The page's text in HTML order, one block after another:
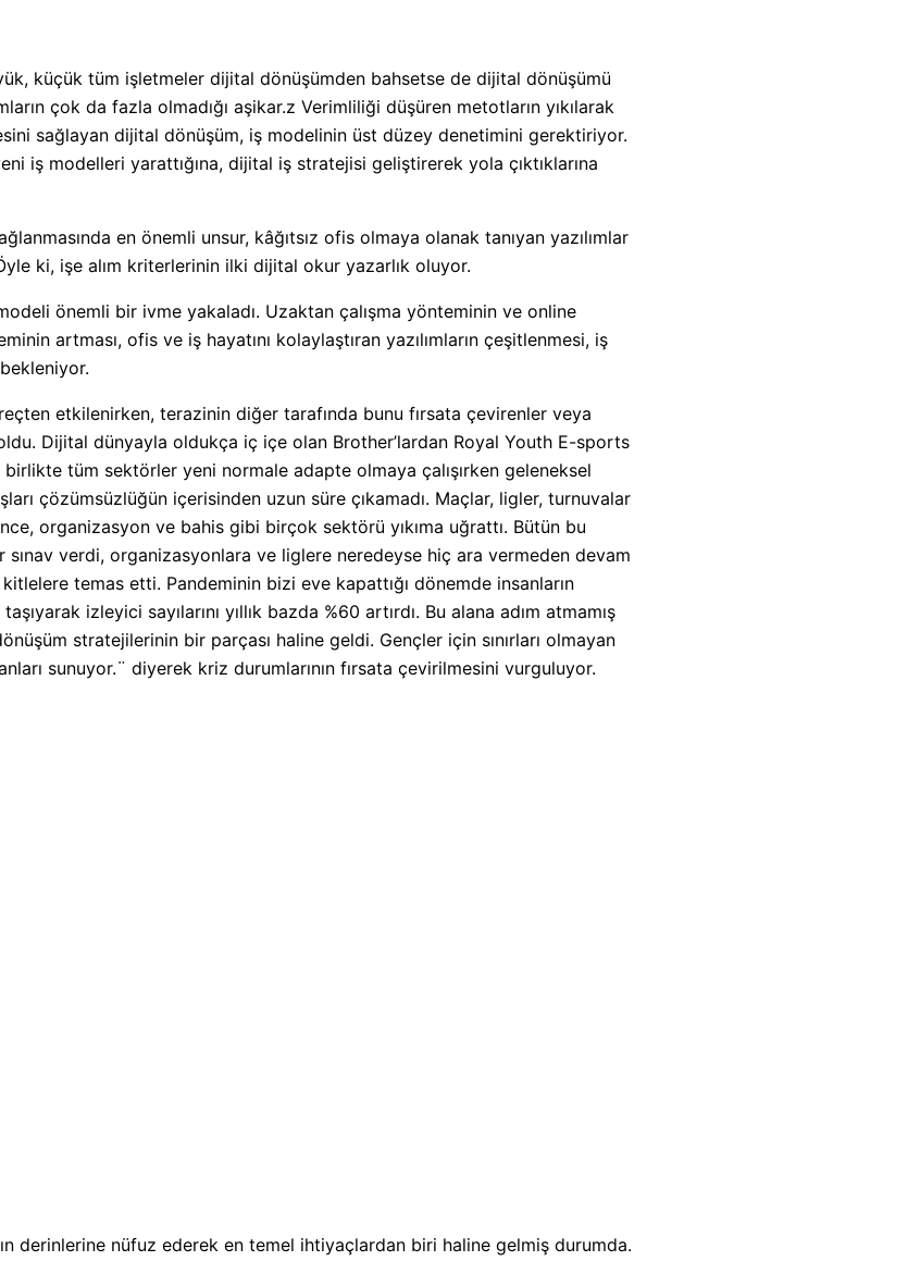
küçük tüm işletmeler dijital dönüşümden bahsetse de dijital dönüşümü
çok da fazla olmadığı aşikar.z Verimliliği düşüren metotların yıkılarak
sağlayan dijital dönüşüm, iş modelinin üst düzey denetimini gerektiriyor.
iş modelleri yarattığına, dijital iş stratejisi geliştirerek yola çıktıklarına
en önemli unsur, kâğıtsız ofis olmaya olanak tanıyan yazılımlar
ki, işe alım kriterlerinin ilki dijital okur yazarlık oluyor.
önemli bir ivme yakaladı. Uzaktan çalışma yönteminin ve online
artması, ofis ve iş hayatını kolaylaştıran yazılımların çeşitlenmesi, iş
etkilenirken, terazinin diğer tarafında bunu fırsata çevirenler veya
Dijital dünyayla oldukça iç içe olan Brother’lardan Royal Youth E-sports
birlikte tüm sektörler yeni normale adapte olmaya çalışırken geleneksel
çözümsüzlüğün içerisinden uzun süre çıkamadı. Maçlar, ligler, turnuvalar
organizasyon ve bahis gibi birçok sektörü yıkıma uğrattı. Bütün bu
sınav verdi, organizasyonlara ve liglere neredeyse hiç ara vermeden devam
temas etti. Pandeminin bizi eve kapattığı dönemde insanların
izleyici sayılarını yıllık bazda %60 artırdı. Bu alana adım atmamış
stratejilerinin bir parçası haline geldi. Gençler için sınırları olmayan
sunuyor.¨ diyerek kriz durumlarının fırsata çevirilmesini vurguluyor.
derinlerine nüfuz ederek en temel ihtiyaçlardan biri haline gelmiş durumda.